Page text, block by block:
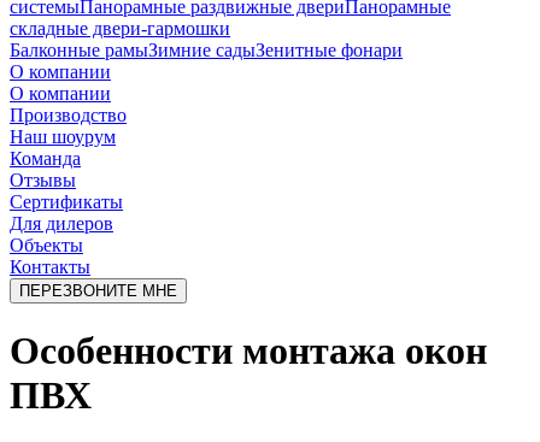
системыПанорамные раздвижные двериПанорамные
складные двери-гармошки
Балконные рамыЗимние садыЗенитные фонари
О компании
О компании
Производство
Наш шоурум
Команда
Отзывы
Сертификаты
Для дилеров
Объекты
Контакты
ПЕРЕЗВОНИТЕ МНЕ
Особенности монтажа окон
ПВХ